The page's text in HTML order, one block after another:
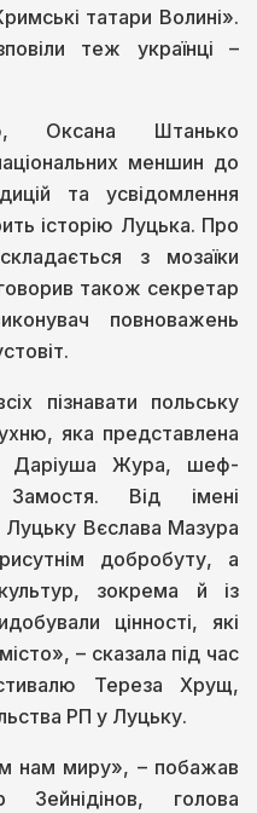
татари Волині».
теж українці –
Оксана Штанько
меншин до
та усвідомлення
історію Луцька. Про
з мозаїки
також секретар
повноважень
пізнавати польську
яка представлена
Даріуша Жура, шеф-
Від імені
Луцьку Вєслава Мазура
добробуту, а
зокрема й із
цінності, які
– сказала під час
Тереза Хрущ,
РП у Луцьку.
нам миру», – побажав
Зейнідінов, голова